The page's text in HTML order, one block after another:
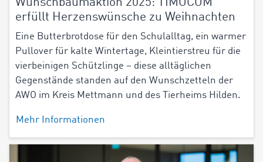
Wunschbaumaktion 2025: TIMOCOM
erfüllt Herzenswünsche zu Weihnachten
Eine Butterbrotdose für den Schulalltag, ein warmer
Pullover für kalte Wintertage, Kleintierstreu für die
vierbeinigen Schützlinge – diese alltäglichen
Gegenstände standen auf den Wunschzetteln der
AWO im Kreis Mettmann und des Tierheims Hilden.
Mehr Informationen